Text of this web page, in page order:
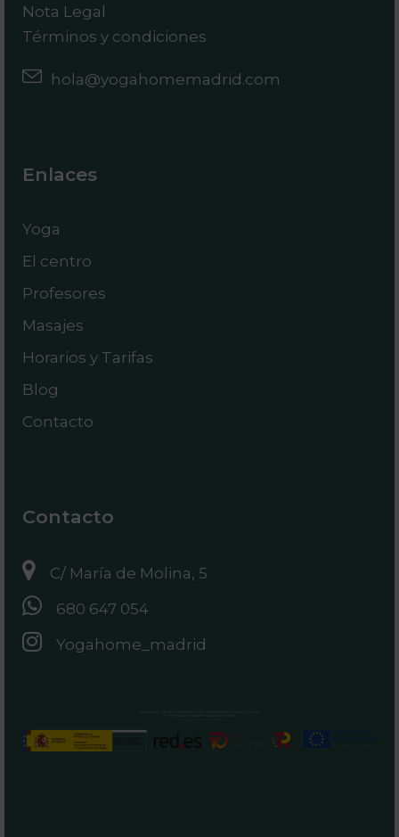
Nota Legal
Términos y condiciones
hola@yogahomemadrid.com
Enlaces
Yoga
El centro
Profesores
Masajes
Horarios y Tarifas
Blog
Contacto
Contacto
C/ María de Molina, 5
680 647 054
Yogahome_madrid